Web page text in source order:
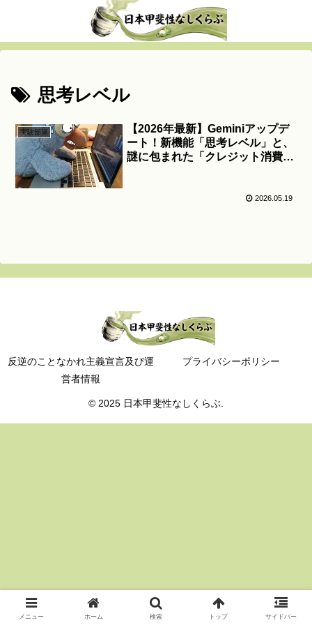
思考レベル
実験部屋
【2026年最新】Geminiアップデ
ート！新機能「思考レベル」と、
謎に包まれた「クレジット消費」
2026.05.19
反逆のことなかれ主義宣言及び運
営者情報
プライバシーポリシー
© 2025 日本甲斐性なしくらぶ.
メニュー ホーム 検索 トップ サイドバー